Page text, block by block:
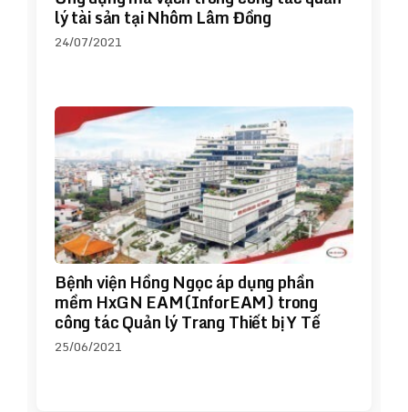
lý tài sản tại Nhôm Lâm Đồng
24/07/2021
Bệnh viện Hồng Ngọc áp dụng phần
mềm HxGN EAM(InforEAM) trong
công tác Quản lý Trang Thiết bị Y Tế
25/06/2021